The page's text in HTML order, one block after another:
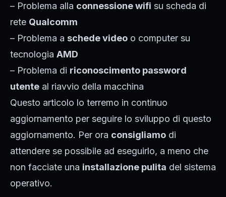
– Problema alla connessione wifi su scheda di
rete Qualcomm
– Problema a schede video o computer su
tecnologia AMD
– Problema di riconoscimento password
utente al riavvio della macchina
Questo articolo lo terremo in continuo
aggiornamento per seguire lo sviluppo di questo
aggiornamento. Per ora consigliamo di
attendere se possibile ad eseguirlo, a meno che
non facciate una installazione pulita del sistema
operativo.